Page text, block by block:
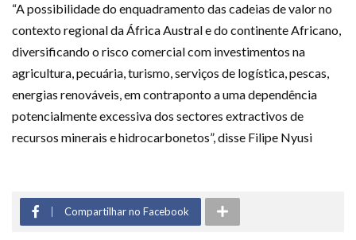
“A possibilidade do enquadramento das cadeias de valor no
contexto regional da África Austral e do continente Africano,
diversificando o risco comercial com investimentos na
agricultura, pecuária, turismo, serviços de logística, pescas,
energias renováveis, em contraponto a uma dependência
potencialmente excessiva dos sectores extractivos de
recursos minerais e hidrocarbonetos”, disse Filipe Nyusi
Compartilhar no Facebook